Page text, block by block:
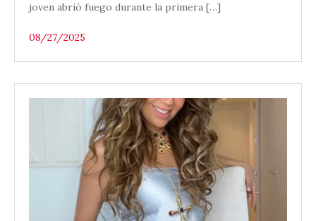
joven abrió fuego durante la primera […]
08/27/2025